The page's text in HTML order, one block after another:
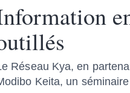
Réseau Kya, en
Keita, un